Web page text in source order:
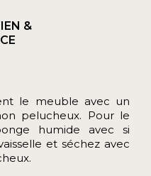
&
le meuble avec un
pelucheux. Pour le
humide avec si
et séchez avec